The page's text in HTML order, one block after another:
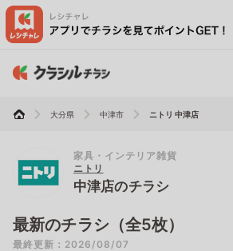
大分県 中津市 ニトリ 中津店
家具・インテリア雑貨
ニトリ
中津店のチラシ
最新のチラシ（全5枚）
最終更新：2026/08/07